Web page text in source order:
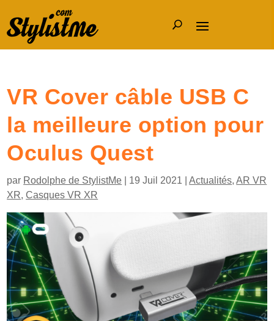
VR Cover câble USB C
la meilleure option pour
Oculus Quest
par Rodolphe de StylistMe 19 Juil 2021 |Actualités,AR VR
XR,Casques VR XR